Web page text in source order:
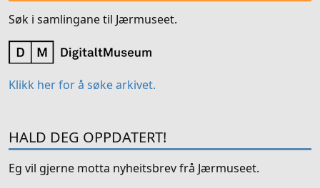
Søk i samlingane til Jærmuseet.
Klikk her for å søke arkivet.
HALD DEG OPPDATERT!
Eg vil gjerne motta nyheitsbrev frå Jærmuseet.